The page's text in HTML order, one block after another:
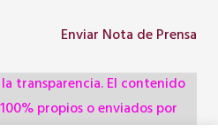
Enviar Nota de Prensa
transparencia. El contenido
propios o enviados por